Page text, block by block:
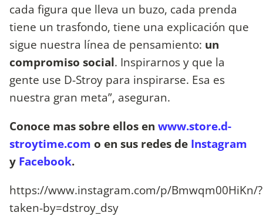
cada figura que lleva un buzo, cada prenda
tiene un trasfondo, tiene una explicación que
sigue nuestra línea de pensamiento: un
compromiso social. Inspirarnos y que la
gente use D-Stroy para inspirarse. Esa es
nuestra gran meta”, aseguran.
Conoce mas sobre ellos en www.store.d-
stroytime.com o en sus redes de Instagram
y Facebook.
https://www.instagram.com/p/Bmwqm00HiKn/?
taken-by=dstroy_dsy